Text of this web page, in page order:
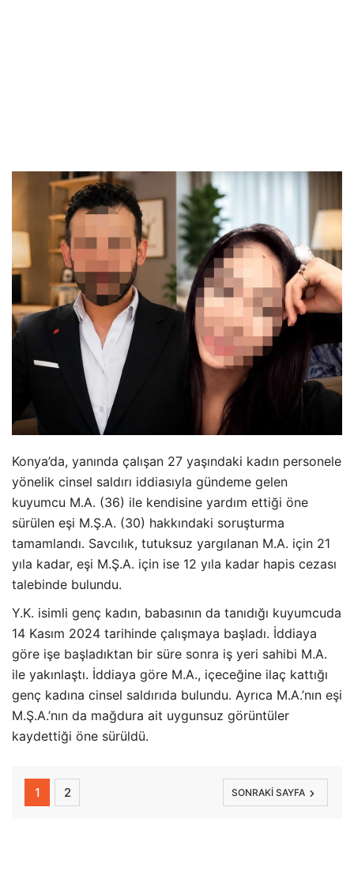
Konya’da, yanında çalışan 27 yaşındaki kadın personele
yönelik cinsel saldırı iddiasıyla gündeme gelen
kuyumcu M.A. (36) ile kendisine yardım ettiği öne
sürülen eşi M.Ş.A. (30) hakkındaki soruşturma
tamamlandı. Savcılık, tutuksuz yargılanan M.A. için 21
yıla kadar, eşi M.Ş.A. için ise 12 yıla kadar hapis cezası
talebinde bulundu.
Y.K. isimli genç kadın, babasının da tanıdığı kuyumcuda
14 Kasım 2024 tarihinde çalışmaya başladı. İddiaya
göre işe başladıktan bir süre sonra iş yeri sahibi M.A.
ile yakınlaştı. İddiaya göre M.A., içeceğine ilaç kattığı
genç kadına cinsel saldırıda bulundu. Ayrıca M.A.’nın eşi
M.Ş.A.’nın da mağdura ait uygunsuz görüntüler
kaydettiği öne sürüldü.
1 2 SONRAKI SAYFA